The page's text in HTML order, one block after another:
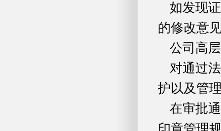
如发现
的修改意
公司高
对通过
护以及管
在审批